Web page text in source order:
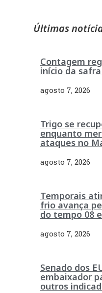
Últimas
Contagem
início da
agosto 7, 2026
Trigo se
enquanto
ataques no
agosto 7, 2026
Temporais
frio avança
do tempo 08
agosto 7, 2026
Senado dos
embaixador
outros